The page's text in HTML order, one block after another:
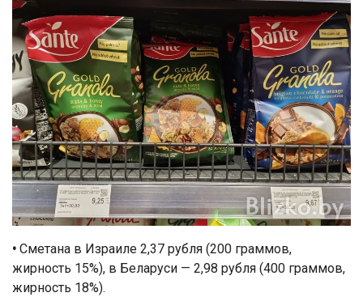
• Сметана в Израиле 2,37 рубля (200 граммов,
жирность 15%), в Беларуси — 2,98 рубля (400 граммов,
жирность 18%).